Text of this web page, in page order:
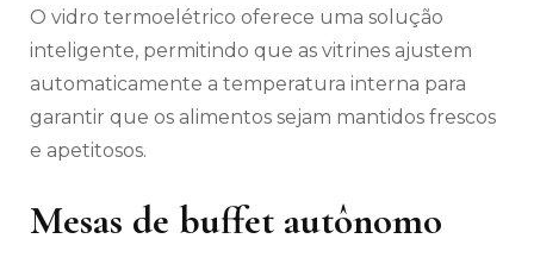
O vidro termoelétrico oferece uma solução
inteligente, permitindo que as vitrines ajustem
automaticamente a temperatura interna para
garantir que os alimentos sejam mantidos frescos
e apetitosos.
Mesas de buffet autônomo